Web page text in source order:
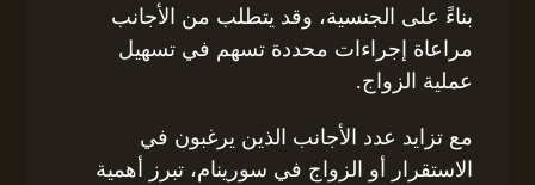
بناءً على الجنسية، وقد يتطلب من الأجانب
مراعاة إجراءات محددة تسهم في تسهيل
عملية الزواج.
مع تزايد عدد الأجانب الذين يرغبون في
الاستقرار أو الزواج في سورينام، تبرز أهمية